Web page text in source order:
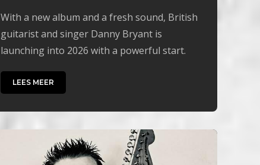
With a new album and a fresh sound, British
guitarist and singer Danny Bryant is
launching into 2026 with a powerful start.
LEES MEER